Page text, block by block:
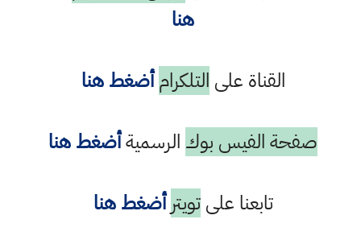
هنا
القناة على التلكرام أضغط هنا
صفحة الفيس بوك الرسميةأضغط هنا
تابعنا علىتويتر أضغط هنا